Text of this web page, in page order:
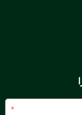
*